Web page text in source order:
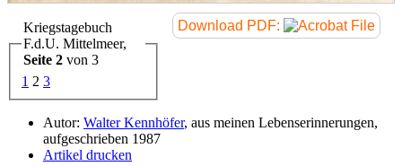
Download PDF:
Kriegstagebuch
F.d.U. Mittelmeer,
Seite 2 von 3
1 2 3
Autor: Walter Kennhöfer, aus meinen Lebenserinnerungen,
aufgeschrieben 1987
Artikel drucken